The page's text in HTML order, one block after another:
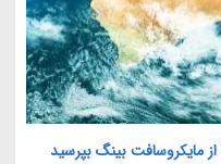
از مایکروسافت بینگ بپرسید